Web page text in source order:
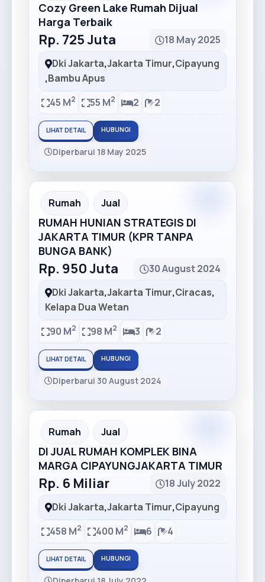
Cozy Green Lake Rumah Dijual
Harga Terbaik
Rp. 725 Juta
18 May 2025
Dki Jakarta,Jakarta Timur,Cipayung
,Bambu Apus
45 M2 55 M2 2 2
LIHAT DETAIL HUBUNGI
Diperbarui 18 May 2025
Recommended
Rumah Jual
RUMAH HUNIAN STRATEGIS DI
JAKARTA TIMUR (KPR TANPA
BUNGA BANK)
Rp. 950 Juta
30 August 2024
Dki Jakarta,Jakarta Timur,Ciracas,
Kelapa Dua Wetan
90 M2 98 M2 3 2
LIHAT DETAIL HUBUNGI
Diperbarui 30 August 2024
Recommended
Rumah Jual
DI JUAL RUMAH KOMPLEK BINA
MARGA CIPAYUNGJAKARTA TIMUR
Rp. 6 Miliar
18 July 2022
Dki Jakarta,Jakarta Timur,Cipayung
458 M2 400 M2 6 4
LIHAT DETAIL HUBUNGI